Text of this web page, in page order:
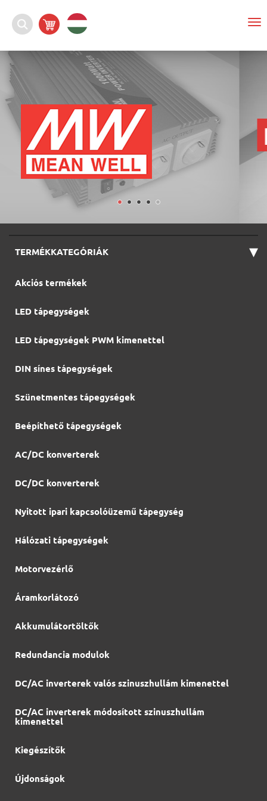
TERMÉKKATEGÓRIÁK ▾
Akciós termékek
LED tápegységek
LED tápegységek PWM kimenettel
DIN sínes tápegységek
Szünetmentes tápegységek
Beépíthető tápegységek
AC/DC konverterek
DC/DC konverterek
Nyitott ipari kapcsolóüzemű tápegység
Hálózati tápegységek
Motorvezérlő
Áramkorlátozó
Akkumulátortöltők
Redundancia modulok
DC/AC inverterek valós szinuszhullám kimenettel
DC/AC inverterek módosított szinuszhullám
kimenettel
Kiegészítők
Újdonságok